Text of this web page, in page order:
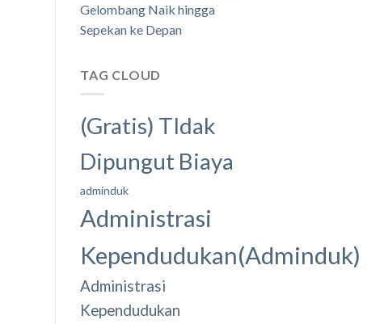
Gelombang Naik hingga
Sepekan ke Depan
TAG CLOUD
(Gratis) TIdak
Dipungut Biaya
adminduk
Administrasi
Kependudukan(Adminduk)
Administrasi
Kependudukan